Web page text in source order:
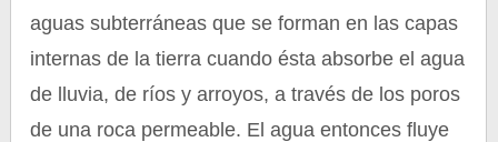
aguas subterráneas que se forman en las capas
internas de la tierra cuando ésta absorbe el agua
de lluvia, de ríos y arroyos, a través de los poros
de una roca permeable. El agua entonces fluye